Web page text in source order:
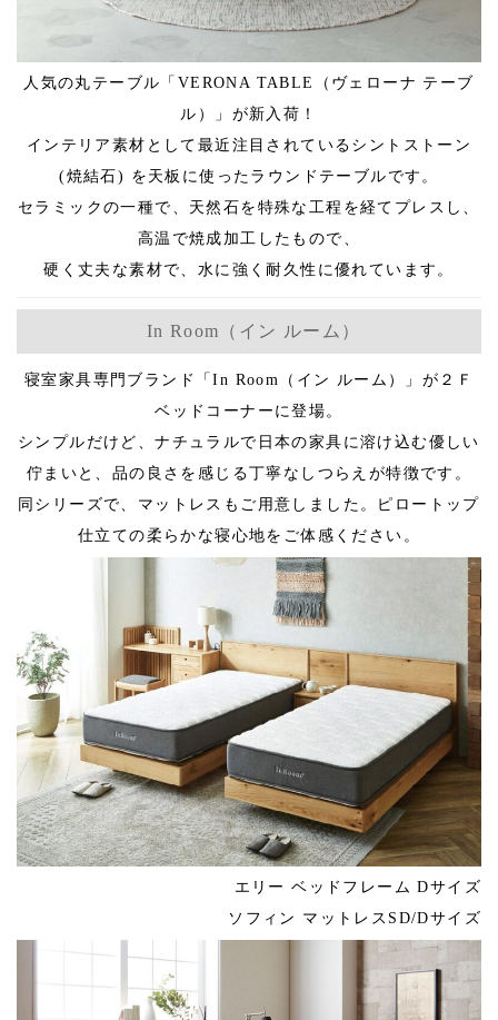
人気の丸テーブル「VERONA TABLE（ヴェローナ テーブ
ル）」が新入荷！
インテリア素材として最近注目されているシントストーン
(焼結石) を天板に使ったラウンドテーブルです。
セラミックの一種で、天然石を特殊な工程を経てプレスし、
高温で焼成加工したもので、
硬く丈夫な素材で、水に強く耐久性に優れています。
In Room（イン ルーム）
寝室家具専門ブランド「In Room（イン ルーム）」が２Ｆ
ベッドコーナーに登場。
シンプルだけど、ナチュラルで日本の家具に溶け込む優しい
佇まいと、品の良さを感じる丁寧なしつらえが特徴です。
同シリーズで、マットレスもご用意しました。ピロートップ
仕立ての柔らかな寝心地をご体感ください。
エリー ベッドフレーム Dサイズ
ソフィン マットレスSD/Dサイズ